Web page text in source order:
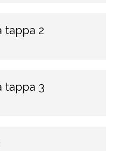
tappa 2
tappa 3